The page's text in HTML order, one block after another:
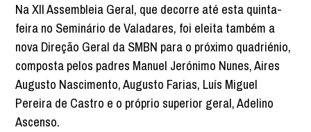
Na XII Assembleia Geral, que decorre até esta quinta-
feira no Seminário de Valadares, foi eleita também a
nova Direção Geral da SMBN para o próximo quadriénio,
composta pelos padres Manuel Jerónimo Nunes, Aires
Augusto Nascimento, Augusto Farias, Luís Miguel
Pereira de Castro e o próprio superior geral, Adelino
Ascenso.